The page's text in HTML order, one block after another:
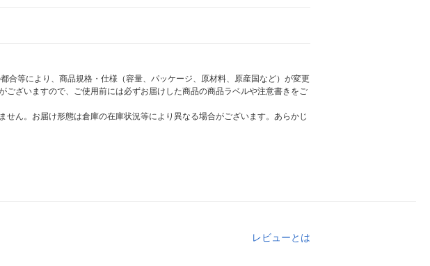
合等により、商品規格・仕様（容量、パッケージ、原材料、原産国など）が変更
ざいますので、ご使用前には必ずお届けした商品の商品ラベルや注意書きをご
ん。お届け形態は倉庫の在庫状況等により異なる場合がございます。あらかじ
レビューとは